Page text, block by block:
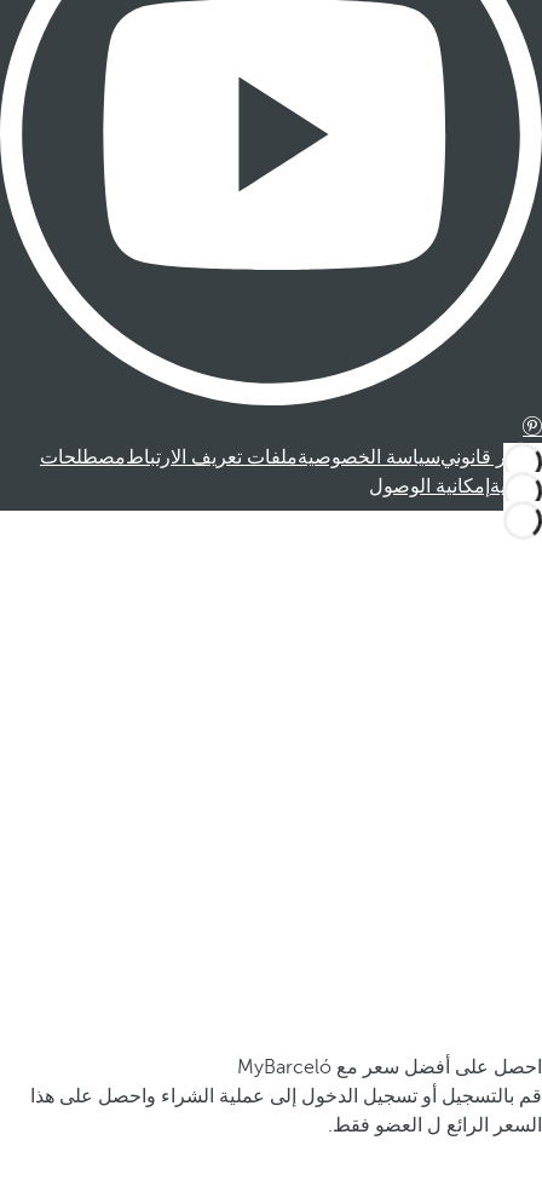
إشعار قانونيسياسة الخصوصيةملفات تعريف الارتباطمصطلحات
قانونية إمكانية الوصول
احصل على أفضل سعر مع MyBarceló
قم بالتسجيل أو تسجيل الدخول إلى عملية الشراء واحصل على هذا
السعر الرائع ل العضو فقط.